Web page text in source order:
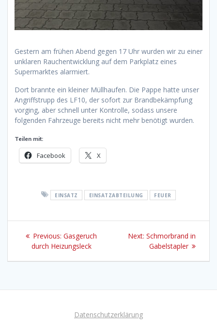
Gestern am frühen Abend gegen 17 Uhr wurden wir zu einer
unklaren Rauchentwicklung auf dem Parkplatz eines
Supermarktes alarmiert.
Dort brannte ein kleiner Müllhaufen. Die Pappe hatte unser
Angriffstrupp des LF10, der sofort zur Brandbekämpfung
vorging, aber schnell unter Kontrolle, sodass unsere
folgenden Fahrzeuge bereits nicht mehr benötigt wurden.
Teilen mit:
Facebook X
EINSATZ EINSATZABTEILUNG FEUER
Beitragsnavigation
Previous: Previous
post:
Gasgeruch
durch Heizungsleck
Next: Next
post:
Schmorbrand in
Gabelstapler
Datenschutzerklärung